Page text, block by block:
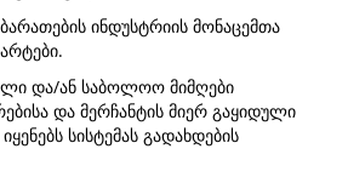
ინდუსტრიის მონაცემთა
და/ან საბოლოო მიმღები
და მერჩანტის მიერ გაყიდული
სისტემას გადახდების